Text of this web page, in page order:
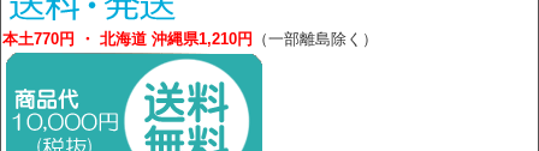
本土770円 ・ 北海道 沖縄県1,210円 （一部離島除く）